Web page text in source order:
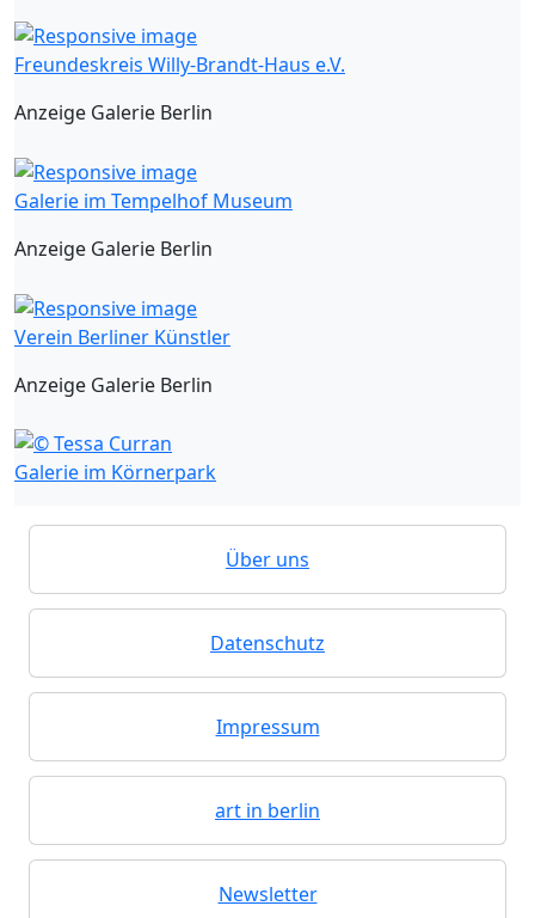
Freundeskreis Willy-Brandt-Haus e.V.
Anzeige Galerie Berlin
Galerie im Tempelhof Museum
Anzeige Galerie Berlin
Verein Berliner Künstler
Anzeige Galerie Berlin
Galerie im Körnerpark
Über uns
Datenschutz
Impressum
art in berlin
Newsletter